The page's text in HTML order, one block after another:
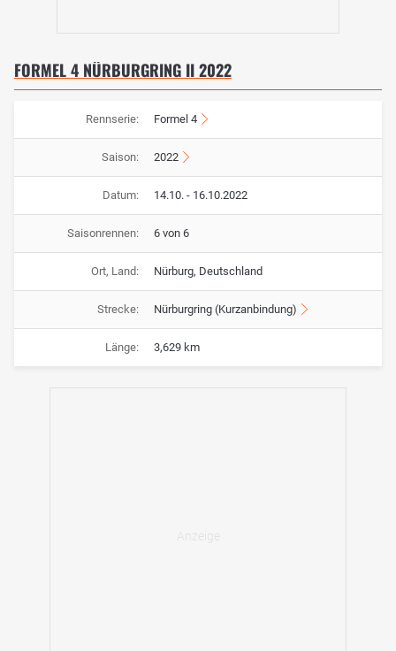
FORMEL 4 NÜRBURGRING II 2022
Rennserie: Formel 4
Saison: 2022
Datum: 14.10. - 16.10.2022
Saisonrennen: 6 von 6
Ort, Land: Nürburg, Deutschland
Strecke: Nürburgring (Kurzanbindung)
Länge: 3,629 km